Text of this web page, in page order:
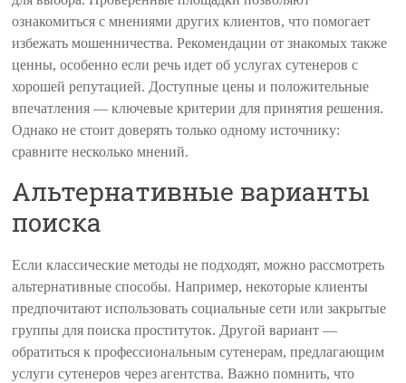
ознакомиться с мнениями других клиентов, что помогает
избежать мошенничества. Рекомендации от знакомых также
ценны, особенно если речь идет об услугах сутенеров с
хорошей репутацией. Доступные цены и положительные
впечатления — ключевые критерии для принятия решения.
Однако не стоит доверять только одному источнику:
сравните несколько мнений.
Альтернативные варианты
поиска
Если классические методы не подходят, можно рассмотреть
альтернативные способы. Например, некоторые клиенты
предпочитают использовать социальные сети или закрытые
группы для поиска проституток. Другой вариант —
обратиться к профессиональным сутенерам, предлагающим
услуги сутенеров через агентства. Важно помнить, что